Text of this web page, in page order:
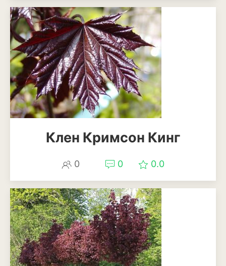
Алоказия
Антуриум
Бегония
Глоксиния
Диффенбахия
Сингониум
Спатифиллум
Фикус
Кустарники и деревья
Клен Кримсон Кинг
0 0 0.0